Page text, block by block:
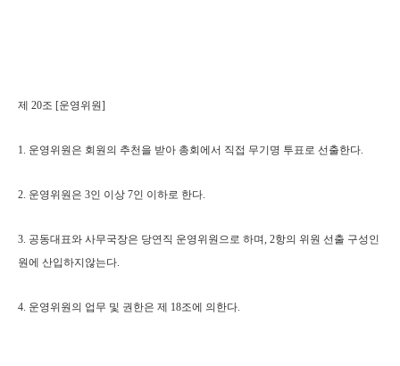
제 20조 [운영위원]
1. 운영위원은 회원의 추천을 받아 총회에서 직접 무기명 투표로 선출한다.
2. 운영위원은 3인 이상 7인 이하로 한다.
3. 공동대표와 사무국장은 당연직 운영위원으로 하며, 2항의 위원 선출 구성인
원에 산입하지않는다.
4. 운영위원의 업무 및 권한은 제 18조에 의한다.